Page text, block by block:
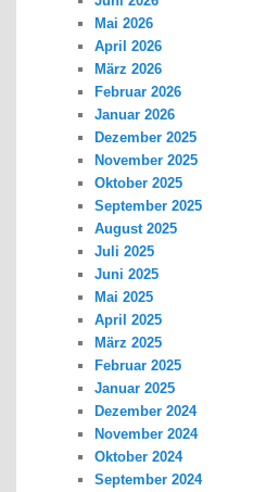
Mai 2026
April 2026
März 2026
Februar 2026
Januar 2026
Dezember 2025
November 2025
Oktober 2025
September 2025
August 2025
Juli 2025
Juni 2025
Mai 2025
April 2025
März 2025
Februar 2025
Januar 2025
Dezember 2024
November 2024
Oktober 2024
September 2024